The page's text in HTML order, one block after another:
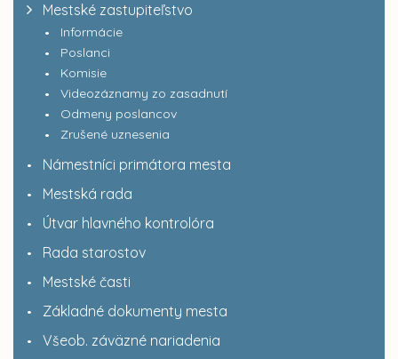
Mestské zastupiteľstvo
Informácie
Poslanci
Komisie
Videozáznamy zo zasadnutí
Odmeny poslancov
Zrušené uznesenia
Námestníci primátora mesta
Mestská rada
Útvar hlavného kontrolóra
Rada starostov
Mestské časti
Základné dokumenty mesta
Všeob. záväzné nariadenia